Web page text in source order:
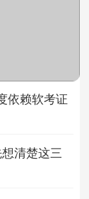
依赖软考证
清楚这三